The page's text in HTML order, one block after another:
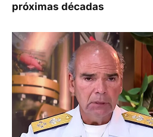
próximas décadas